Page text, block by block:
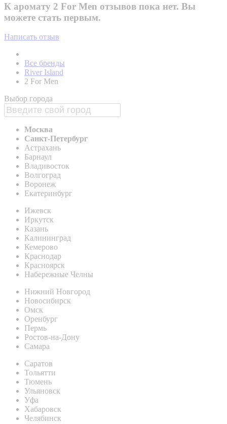
К аромату 2 For Men отзывов пока нет. Вы
можете стать первым.
Написать отзыв
Все бренды
River Island
2 For Men
Выбор города
Москва
Санкт-Петербург
Астрахань
Барнаул
Владивосток
Волгоград
Воронеж
Екатеринбург
Ижевск
Иркутск
Казань
Калининград
Кемерово
Краснодар
Красноярск
Набережные Челны
Нижний Новгород
Новосибирск
Омск
Оренбург
Пермь
Ростов-на-Дону
Самара
Саратов
Тольятти
Тюмень
Ульяновск
Уфа
Хабаровск
Челябинск